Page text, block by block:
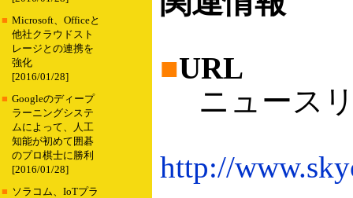
■ Microsoft、Officeと
他社クラウドスト
レージとの連携を
強化
[2016/01/28]
■ Googleのディープ
ラーニングシステ
ムによって、人工
知能が初めて囲碁
のプロ棋士に勝利
[2016/01/28]
■ ソラコム、IoTプラ
■URL
ニュース
http://